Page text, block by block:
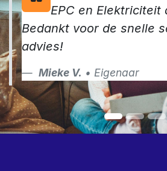
EPC en Elektriciteit
Bedankt voor de snelle
advies!
Mieke V. • Eigenaar